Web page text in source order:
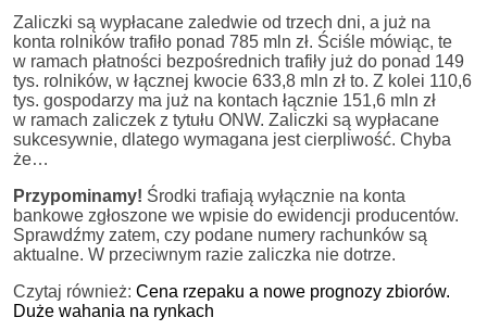
Zaliczki są wypłacane zaledwie od trzech dni, a już na
konta rolników trafiło ponad 785 mln zł. Ściśle mówiąc, te
w ramach płatności bezpośrednich trafiły już do ponad 149
tys. rolników, w łącznej kwocie 633,8 mln zł to. Z kolei 110,6
tys. gospodarzy ma już na kontach łącznie 151,6 mln zł
w ramach zaliczek z tytułu ONW. Zaliczki są wypłacane
sukcesywnie, dlatego wymagana jest cierpliwość. Chyba
że…
Przypominamy! Środki trafiają wyłącznie na konta
bankowe zgłoszone we wpisie do ewidencji producentów.
Sprawdźmy zatem, czy podane numery rachunków są
aktualne. W przeciwnym razie zaliczka nie dotrze.
Czytaj również: Cena rzepaku a nowe prognozy zbiorów.
Duże wahania na rynkach